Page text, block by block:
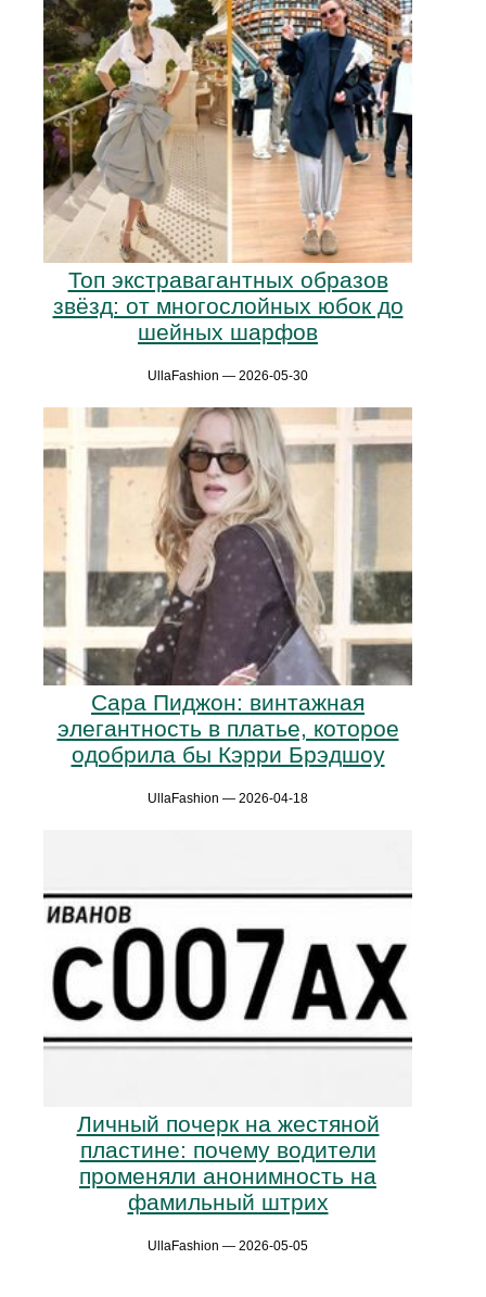
Топ экстравагантных образов
звёзд: от многослойных юбок до
шейных шарфов
UllaFashion — 2026-05-30
Сара Пиджон: винтажная
элегантность в платье, которое
одобрила бы Кэрри Брэдшоу
UllaFashion — 2026-04-18
Личный почерк на жестяной
пластине: почему водители
променяли анонимность на
фамильный штрих
UllaFashion — 2026-05-05